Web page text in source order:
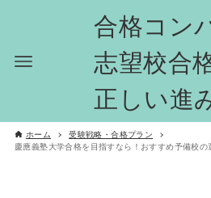
合格コン
志望校合
正しい進
ホーム
受験戦略・合格プラン
慶應義塾大学合格を目指すなら！おすすめ予備校の